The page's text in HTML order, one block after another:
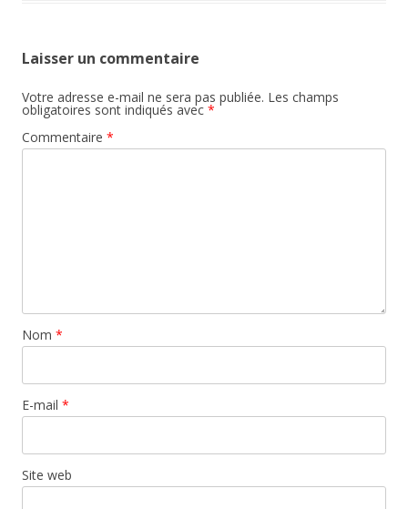
Laisser un commentaire
Votre adresse e-mail ne sera pas publiée. Les champs
obligatoires sont indiqués avec *
Commentaire *
Nom *
E-mail *
Site web